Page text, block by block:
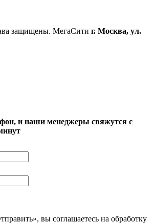
защищены. МегаСити г. Москва, ул.
и наши менеджеры свяжутся с
вы соглашаетесь на обработку